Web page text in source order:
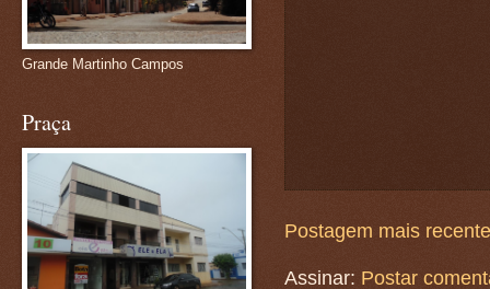
Postagem mais recente
Assinar: Postar
Grande Martinho Campos
Praça